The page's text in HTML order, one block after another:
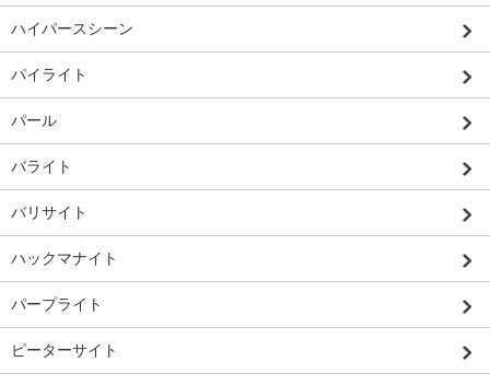
ハイパースシーン
パイライト
パール
バライト
バリサイト
ハックマナイト
パープライト
ピーターサイト